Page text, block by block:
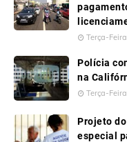
Terça-
Polícia
na
Terça-
Projeto
especial